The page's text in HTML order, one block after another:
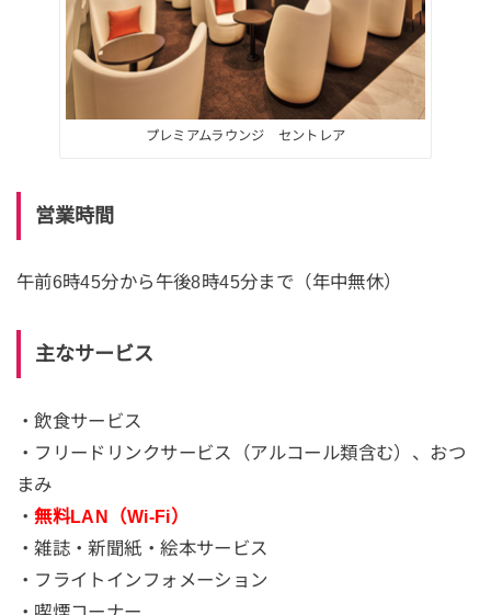
プレミアムラウンジ セントレア
営業時間
午前6時45分から午後8時45分まで（年中無休）
主なサービス
・飲食サービス
・フリードリンクサービス（アルコール類含む）、おつ
まみ
・無料LAN（Wi-Fi）
・雑誌・新聞紙・絵本サービス
・フライトインフォメーション